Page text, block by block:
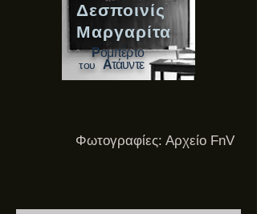
Δεσποινίς
Μαργαρίτα
Ρομπέρτο
του Ατάυντε
Φωτογραφίες: Αρχείο FnV